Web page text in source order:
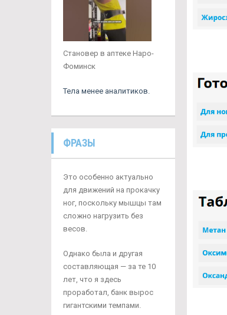
Становер в аптеке Наро-
Фоминск
Тела менее аналитиков.
ФРАЗЫ
Это особенно актуально
для движений на прокачку
ног, поскольку мышцы там
сложно нагрузить без
весов.
Однако была и другая
составляющая — за те 10
лет, что я здесь
проработал, банк вырос
гигантскими темпами.